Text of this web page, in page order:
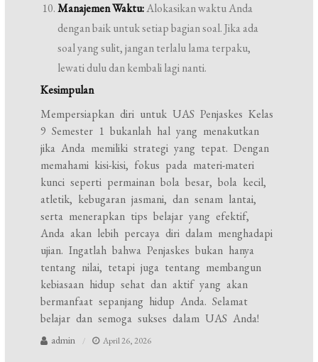
Manajemen Waktu:Alokasikan waktu Anda
dengan baik untuk setiap bagian soal. Jika ada
soal yang sulit, jangan terlalu lama terpaku,
lewati dulu dan kembali lagi nanti.
Kesimpulan
Mempersiapkan diri untuk UAS Penjaskes Kelas
9 Semester 1 bukanlah hal yang menakutkan
jika Anda memiliki strategi yang tepat. Dengan
memahami kisi-kisi, fokus pada materi-materi
kunci seperti permainan bola besar, bola kecil,
atletik, kebugaran jasmani, dan senam lantai,
serta menerapkan tips belajar yang efektif,
Anda akan lebih percaya diri dalam menghadapi
ujian. Ingatlah bahwa Penjaskes bukan hanya
tentang nilai, tetapi juga tentang membangun
kebiasaan hidup sehat dan aktif yang akan
bermanfaat sepanjang hidup Anda. Selamat
belajar dan semoga sukses dalam UAS Anda!
admin April 26, 2026